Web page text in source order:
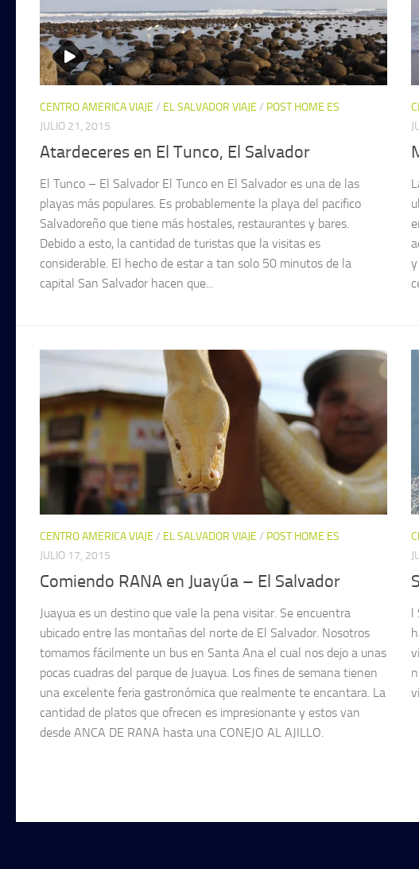
CENTRO AMERICA VIAJE / EL SALVADOR VIAJE / POST HOME ES
JULIO 21, 2015
Atardeceres en El Tunco, El Salvador
El Tunco – El Salvador El Tunco en El Salvador es una de las
playas más populares. Es probablemente la playa del pacifico
Salvadoreño que tiene más hostales, restaurantes y bares.
Debido a esto, la cantidad de turistas que la visitas es
considerable. El hecho de estar a tan solo 50 minutos de la
capital San Salvador hacen que...
CENTRO AMERICA VIAJE / EL SALVADOR VIAJE / POST HOME ES
JULIO 17, 2015
Comiendo RANA en Juayúa – El Salvador
Juayua es un destino que vale la pena visitar. Se encuentra
ubicado entre las montañas del norte de El Salvador. Nosotros
tomamos fácilmente un bus en Santa Ana el cual nos dejo a unas
pocas cuadras del parque de Juayua. Los fines de semana tienen
una excelente feria gastronómica que realmente te encantara. La
cantidad de platos que ofrecen es impresionante y estos van
desde ANCA DE RANA hasta una CONEJO AL AJILLO.
l